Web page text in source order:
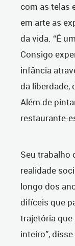
com as telas
em arte as
da vida. “É
Consigo
infância
da liberdade,
Além de
restaurante-
Seu trabalho
realidade
longo dos
difíceis que
trajetória
inteiro”, disse.